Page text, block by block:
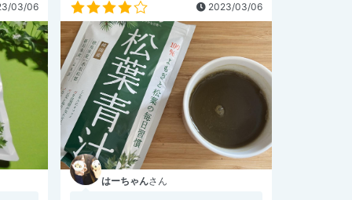
03/06 2023/03/06
はーちゃんさん